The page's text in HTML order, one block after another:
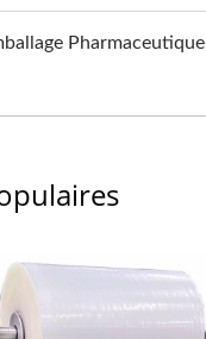
Pharmaceutique